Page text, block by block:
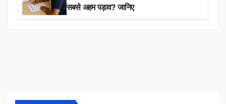
सबसे अहम पड़ाव? जानिए